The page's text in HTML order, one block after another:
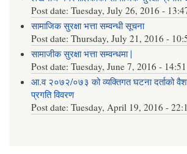
Post date:Tuesday, July 26, 2016 -
सामाजिक सुरक्षा भत्ता सम्वन्धी सूचना
Post date:Thursday, July 21, 2016 -
सामाजीक सुरक्षा भत्ता सम्वन्धमा |
Post date:Tuesday, June 7, 2016 - 14:51
आ.व २०७२/०७३ को व्यक्तिगत घटना दर्ताको
प्रगति विवरण
Post date:Tuesday, April 19, 2016 -